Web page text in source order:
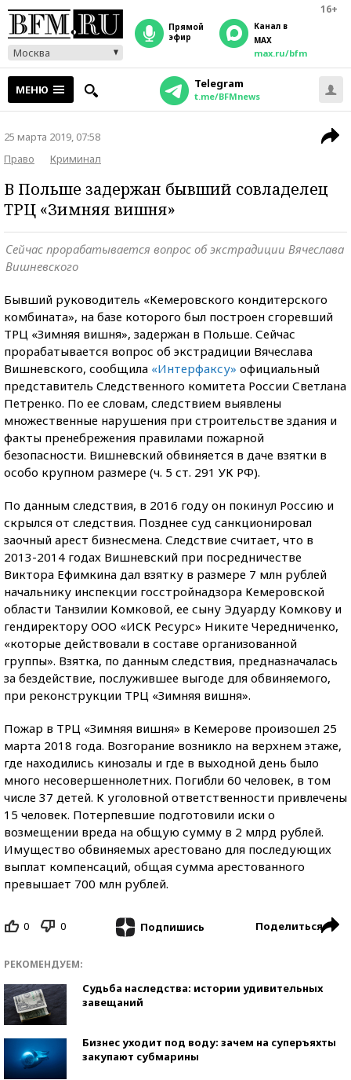
16+
Москва
прямой
эфир
Канал в
MAX
max.ru/bfm
МЕНЮ Telegram
t.me/BFMnews
25 марта 2019, 07:58
Право
Криминал
В Польше задержан бывший совладелец
ТРЦ «Зимняя вишня»
Сейчас прорабатывается вопрос об экстрадиции Вячеслава
Вишневского
Бывший руководитель «Кемеровского кондитерского
комбината», на базе которого был построен сгоревший
ТРЦ «Зимняя вишня», задержан в Польше. Сейчас
прорабатывается вопрос об экстрадиции Вячеслава
Вишневского, сообщила «Интерфаксу» официальный
представитель Следственного комитета России Светлана
Петренко. По ее словам, следствием выявлены
множественные нарушения при строительстве здания и
факты пренебрежения правилами пожарной
безопасности. Вишневский обвиняется в даче взятки в
особо крупном размере (ч. 5 ст. 291 УК РФ).
По данным следствия, в 2016 году он покинул Россию и
скрылся от следствия. Позднее суд санкционировал
заочный арест бизнесмена. Следствие считает, что в
2013-2014 годах Вишневский при посредничестве
Виктора Ефимкина дал взятку в размере 7 млн рублей
начальнику инспекции госстройнадзора Кемеровской
области Танзилии Комковой, ее сыну Эдуарду Комкову и
гендиректору ООО «ИСК Ресурс» Никите Чередниченко,
«которые действовали в составе организованной
группы». Взятка, по данным следствия, предназначалась
за бездействие, послужившее выгоде для обвиняемого,
при реконструкции ТРЦ «Зимняя вишня».
Пожар в ТРЦ «Зимняя вишня» в Кемерове произошел 25
марта 2018 года. Возгорание возникло на верхнем этаже,
где находились кинозалы и где в выходной день было
много несовершеннолетних. Погибли 60 человек, в том
числе 37 детей. К уголовной ответственности привлечены
15 человек. Потерпевшие подготовили иски о
возмещении вреда на общую сумму в 2 млрд рублей.
Имущество обвиняемых арестовано для последующих
выплат компенсаций, общая сумма арестованного
превышает 700 млн рублей.
0 0 Подпишись Поделиться
РЕКОМЕНДУЕМ:
Судьба наследства: истории удивительных
завещаний
Бизнес уходит под воду: зачем на суперъяхты
закупают субмарины